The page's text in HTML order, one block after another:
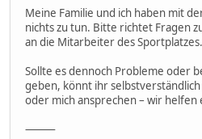
Meine Familie und ich haben mit
nichts zu tun. Bitte richtet Fragen
an die Mitarbeiter des Sportplatzes.
Sollte es dennoch Probleme oder
geben, könnt ihr
oder mich ansprechen – wir helfen
⸻